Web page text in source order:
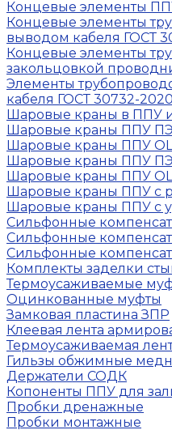
Концевые элементы
Концевые элементы
выводом кабеля ГОСТ
Концевые элементы
закольцовкой
Элементы
кабеля ГОСТ 30732-2020
Шаровые краны в ППУ
Шаровые краны ППУ ПЭ
Шаровые краны ППУ
Шаровые краны ППУ
Шаровые краны ППУ
Шаровые краны ППУ с
Шаровые краны ППУ с
Сильфонные
Сильфонные
Сильфонные
Комплекты заделки
Термоусаживаемые
Оцинкованные муфты
Замковая пластина ЗПР
Клеевая лента
Термоусаживаемая
Гильзы обжимные
Держатели СОДК
Копоненты ППУ для
Пробки дренажные
Пробки монтажные